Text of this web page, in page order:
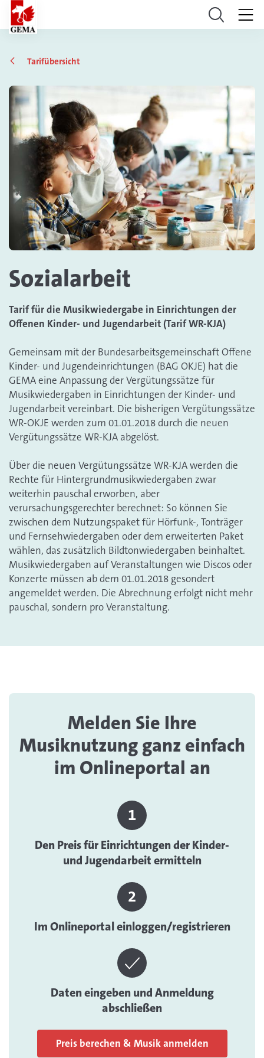
Tarifübersicht
Sozialarbeit
Tarif für die Musikwiedergabe in Einrichtungen der
Offenen Kinder- und Jugendarbeit (Tarif WR-KJA)
Gemeinsam mit der Bundesarbeitsgemeinschaft Offene
Kinder- und Jugendeinrichtungen (BAG OKJE) hat die
GEMA eine Anpassung der Vergütungssätze für
Musikwiedergaben in Einrichtungen der Kinder- und
Jugendarbeit vereinbart. Die bisherigen Vergütungssätze
WR-OKJE werden zum 01.01.2018 durch die neuen
Vergütungssätze WR-KJA abgelöst.
Über die neuen Vergütungssätze WR-KJA werden die
Rechte für Hintergrundmusikwiedergaben zwar
weiterhin pauschal erworben, aber
verursachungsgerechter berechnet: So können Sie
zwischen dem Nutzungspaket für Hörfunk-, Tonträger
und Fernsehwiedergaben oder dem erweiterten Paket
wählen, das zusätzlich Bildtonwiedergaben beinhaltet.
Musikwiedergaben auf Veranstaltungen wie Discos oder
Konzerte müssen ab dem 01.01.2018 gesondert
angemeldet werden. Die Abrechnung erfolgt nicht mehr
pauschal, sondern pro Veranstaltung.
Melden Sie Ihre
Musiknutzung ganz einfach
im Onlineportal an
Den Preis für Einrichtungen der Kinder-
und Jugendarbeit ermitteln
Im Onlineportal einloggen/registrieren
Daten eingeben und Anmeldung
abschließen
Preis berechen & Musik anmelden